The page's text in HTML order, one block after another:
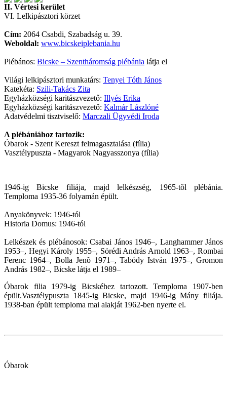
II. Vértesi kerület
VI. Lelkipásztori körzet
Cím: 2064 Csabdi, Szabadság u. 39.
Weboldal: www.bicskeiplebania.hu
Plébános: Bicske – Szentháromság plébánia látja el
Világi lelkipásztori munkatárs: Tenyei Tóth János
Katekéta: Szili-Takács Zita
Egyházközségi karitászvezető: Illyés Erika
Egyházközségi karitászvezető: Kalmár Lászlóné
Adatvédelmi tisztviselő: Marczali Ügyvédi Iroda
A plébániához tartozik:
Óbarok - Szent Kereszt felmagasztalása (fília)
Vasztélypuszta - Magyarok Nagyasszonya (fília)
1946-ig Bicske filiája, majd lelkészség, 1965-tõl plébánia.
Temploma 1935-36 folyamán épült.
Anyakönyvek: 1946-tól
Historia Domus: 1946-tól
Lelkészek és plébánosok: Csabai János 1946–, Langhammer János
1953–, Hegyi Károly 1955–, Sörédi András Arnold 1963–, Rombai
Ferenc 1964–, Bolla Jenõ 1971–, Tabódy István 1975–, Gromon
András 1982–, Bicske látja el 1989–
Óbarok filia 1979-ig Bicskéhez tartozott. Temploma 1907-ben
épült.Vasztélypuszta 1845-ig Bicske, majd 1946-ig Mány filiája.
1938-ban épült temploma mai alakját 1962-ben nyerte el.
Óbarok